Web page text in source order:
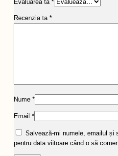
Evaluarea ta *
Recenzia ta *
Nume *
Email *
Salvează-mi numele, emailul și
pentru data viitoare când o să